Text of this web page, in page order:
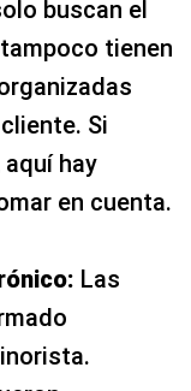
buscan el
tienen
Si
hay
en cuenta.
Las